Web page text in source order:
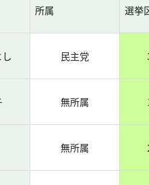
所属 選挙
民主党
無所属
無所属